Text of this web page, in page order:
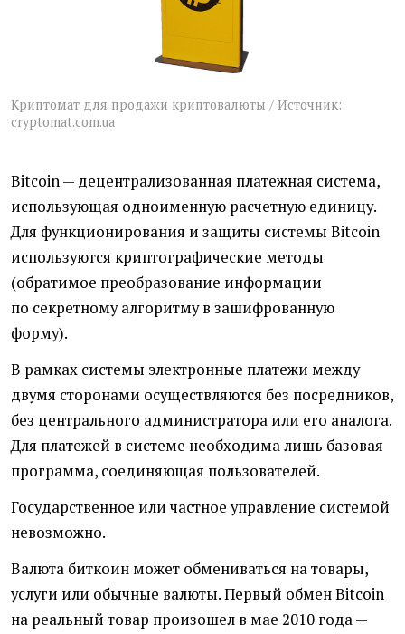
Криптомат для продажи криптовалюты / Источник:
cryptomat.com.ua
Bitcoin — децентрализованная платежная система,
использующая одноименную расчетную единицу.
Для функционирования и защиты системы Bitcoin
используются криптографические методы
(обратимое преобразование информации
по секретному алгоритму в зашифрованную
форму).
В рамках системы электронные платежи между
двумя сторонами осуществляются без посредников,
без центрального администратора или его аналога.
Для платежей в системе необходима лишь базовая
программа, соединяющая пользователей.
Государственное или частное управление системой
невозможно.
Валюта биткоин может обмениваться на товары,
услуги или обычные валюты. Первый обмен Bitcoin
на реальный товар произошел в мае 2010 года —